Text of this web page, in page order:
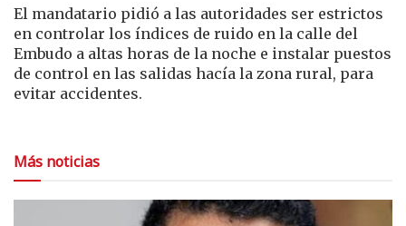
El mandatario pidió a las autoridades ser estrictos
en controlar los índices de ruido en la calle del
Embudo a altas horas de la noche e instalar puestos
de control en las salidas hacía la zona rural, para
evitar accidentes.
Más noticias